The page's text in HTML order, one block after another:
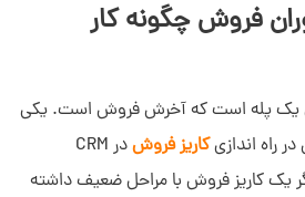
فروش چگونه کار
یک پله است که آخرش فروش است. یکی
راه اندازیکاریز فروش
در CRM
یک کاریز فروش با مراحل ضعیف داشته